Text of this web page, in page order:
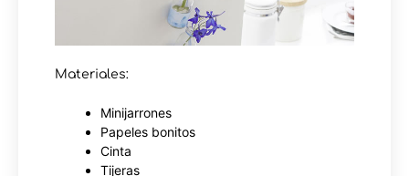
Materiales:
Minijarrones
Papeles bonitos
Cinta
Tijeras